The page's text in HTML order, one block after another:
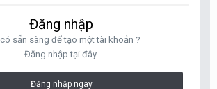
Đăng nhập
sẵn sàng để tạo một tài khoản ?
Đăng nhập tại đây.
Đăng nhập ngay